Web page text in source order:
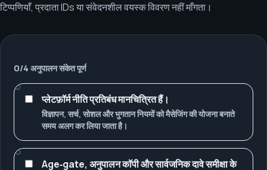
टिप्पणियाँ, प्रदाता IDs या संवेदनशील वयस्क विवरण नहीं माँगता।
0/4 अनुपालन संकेत पूर्ण
प्लेटफ़ॉर्म नीति प्रतिबंध मानचित्रित हैं।
विज्ञापन, सर्च, सोशल और भुगतान नियमों को मैसेजिंग की योजना बनाते
समय अलग कर लिया जाता है।
Age‑gate, अनुपालन कॉपी और सार्वजनिक दावे समीक्षा के